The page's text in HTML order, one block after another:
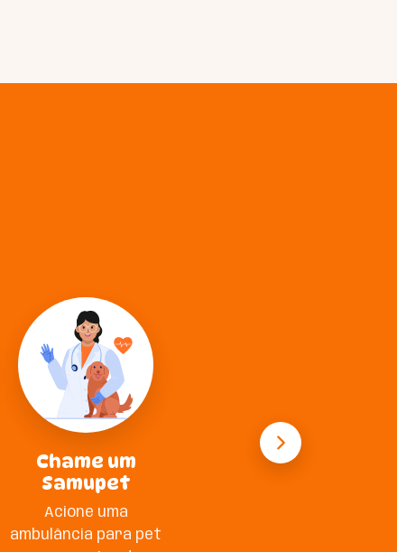
Chame um
Samupet
Acione uma
ambulância para pet